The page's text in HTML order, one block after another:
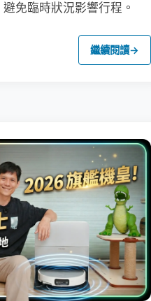
免臨時狀況影響行程。
繼續閱讀→